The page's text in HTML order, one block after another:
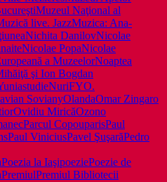
Muzeul Naţional al
live. JazzMuzica: Ana-
Nichita DanilovNicolae
Nicolae PopaNicolae
a MuzeelorNoaptea
şi Ion Bogdan
NuriFYO.
SovianyOlandaOmar Zingaro
Ovidiu MiricăOzono
Parcul CopouparisPaul
Paul ViniciusPavel ŞuşarăPedro
Poezia la IaşipoeziePoezie de
PremiulPremiul Bibliotecii